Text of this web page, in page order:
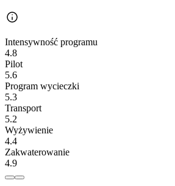
Intensywność programu
4.8
Pilot
5.6
Program wycieczki
5.3
Transport
5.2
Wyżywienie
4.4
Zakwaterowanie
4.9